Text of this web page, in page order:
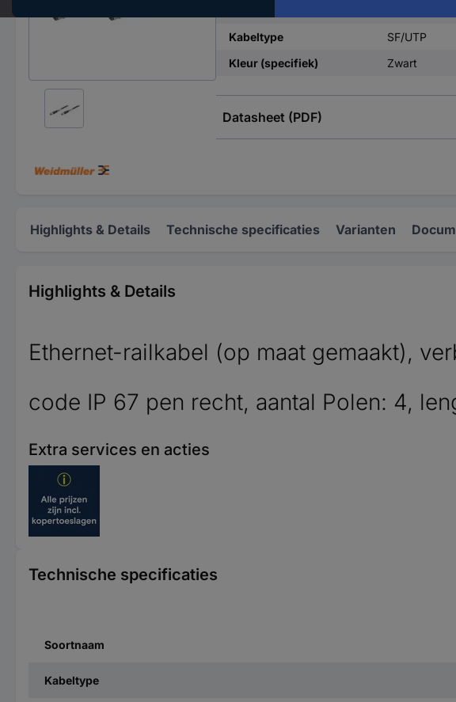
Kabeltype
SF/UTP
Kleur (specifiek)
Zwart
Datasheet (PDF)
Highlights & Details Technische specificaties Varianten
Highlights & Details
Ethernet-railkabel (op maat gemaakt),
code IP 67 pen recht, aantal Polen: 4,
Extra services en acties
Technische specificaties
Soortnaam
Kabeltype